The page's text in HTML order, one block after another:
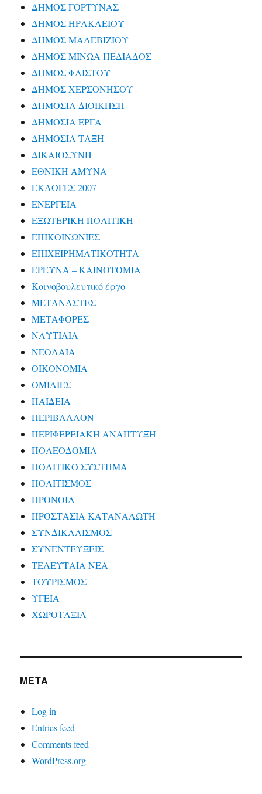
ΔΗΜΟΣ ΓΟΡΤΥΝΑΣ
ΔΗΜΟΣ ΗΡΑΚΛΕΙΟΥ
ΔΗΜΟΣ ΜΑΛΕΒΙΖΙΟΥ
ΔΗΜΟΣ ΜΙΝΩΑ ΠΕΔΙΑΔΟΣ
ΔΗΜΟΣ ΦΑΙΣΤΟΥ
ΔΗΜΟΣ ΧΕΡΣΟΝΗΣΟΥ
ΔΗΜΟΣΙΑ ΔΙΟΙΚΗΣΗ
ΔΗΜΟΣΙΑ ΕΡΓΑ
ΔΗΜΟΣΙΑ ΤΑΞΗ
ΔΙΚΑΙΟΣΥΝΗ
ΕΘΝΙΚΗ ΑΜΥΝΑ
ΕΚΛΟΓΕΣ 2007
ΕΝΕΡΓΕΙΑ
ΕΞΩΤΕΡΙΚΗ ΠΟΛΙΤΙΚΗ
ΕΠΙΚΟΙΝΩΝΙΕΣ
ΕΠΙΧΕΙΡΗΜΑΤΙΚΟΤΗΤΑ
ΕΡΕΥΝΑ – ΚΑΙΝΟΤΟΜΙΑ
Κοινοβουλευτικό έργο
ΜΕΤΑΝΑΣΤΕΣ
ΜΕΤΑΦΟΡΕΣ
ΝΑΥΤΙΛΙΑ
ΝΕΟΛΑΙΑ
ΟΙΚΟΝΟΜΙΑ
ΟΜΙΛΙΕΣ
ΠΑΙΔΕΙΑ
ΠΕΡΙΒΑΛΛΟΝ
ΠΕΡΙΦΕΡΕΙΑΚΗ ΑΝΑΠΤΥΞΗ
ΠΟΛΕΟΔΟΜΙΑ
ΠΟΛΙΤΙΚΟ ΣΥΣΤΗΜΑ
ΠΟΛΙΤΙΣΜΟΣ
ΠΡΟΝΟΙΑ
ΠΡΟΣΤΑΣΙΑ ΚΑΤΑΝΑΛΩΤΗ
ΣΥΝΔΙΚΑΛΙΣΜΟΣ
ΣΥΝΕΝΤΕΥΞΕΙΣ
ΤΕΛΕΥΤΑΙΑ ΝΕΑ
ΤΟΥΡΙΣΜΟΣ
ΥΓΕΙΑ
ΧΩΡΟΤΑΞΙΑ
META
Log in
Entries feed
Comments feed
WordPress.org